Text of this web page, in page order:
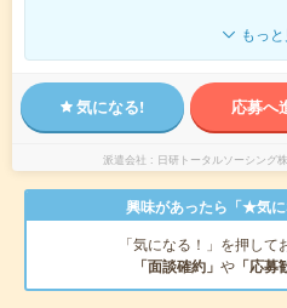
もっ
気になる! 応募へ
派遣会社 日研トータルソーシング
興味があったら「★気に
「気になる！」を押し
「面談確約」 や 「応募